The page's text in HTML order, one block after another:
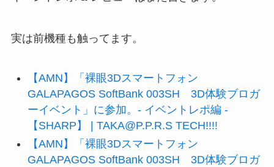
実は前機種も触ってます。
【AMN】「裸眼3Dスマートフォン
GALAPAGOS SoftBank 003SH 3D体験ブロガ
ーイベント」に参加。- イベントレポ編 -
【SHARP】 | TAKA@P.P.R.S TECH!!!!
【AMN】「裸眼3Dスマートフォン
GALAPAGOS SoftBank 003SH 3D体験ブロガ